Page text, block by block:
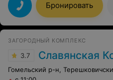
Бронировать
ЗАГОРОДНЫЙ КОМПЛЕКС
3.7 Славянская